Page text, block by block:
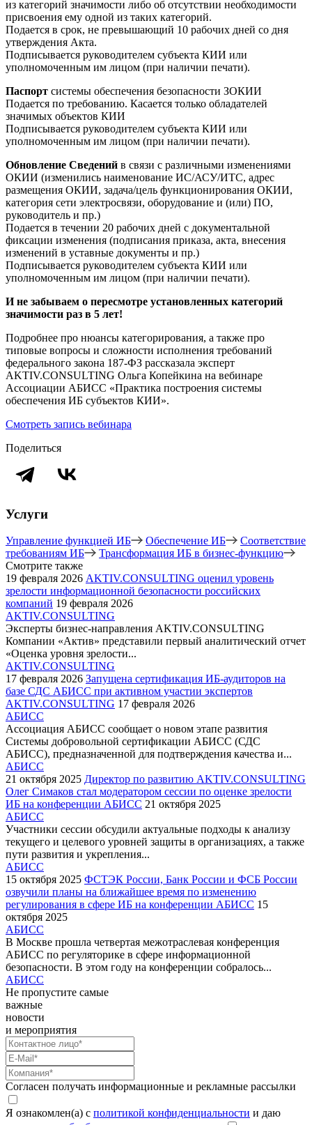
из категорий значимости либо об отсутствии необходимости
присвоения ему одной из таких категорий.
Подается в срок, не превышающий 10 рабочих дней со дня
утверждения Акта.
Подписывается руководителем субъекта КИИ или
уполномоченным им лицом (при наличии печати).
Паспорт системы обеспечения безопасности ЗОКИИ
Подается по требованию. Касается только обладателей
значимых объектов КИИ
Подписывается руководителем субъекта КИИ или
уполномоченным им лицом (при наличии печати).
Обновление Сведений в связи с различными изменениями
ОКИИ (изменились наименование ИС/АСУ/ИТС, адрес
размещения ОКИИ, задача/цель функционирования ОКИИ,
категория сети электросвязи, оборудование и (или) П​​О,
руководитель и пр.)
Подается в течении 20 рабочих дней с документальной
фиксации изменения (подписания приказа, акта, внесения
изменений в уставные документы и пр.)
Подписывается руководителем субъекта КИИ или
уполномоченным им лицом (при наличии печати).
И не забываем о пересмотре установленных категорий
значимости раз в 5 лет!
Подробнее про нюансы категорирования, а также про
типовые вопросы и сложности исполнения требований
федерального закона 187-ФЗ рассказала эксперт
AKTIV.CONSULTING Ольга Копейкина на вебинаре
Ассоциации АБИСС «Практика построения системы
обеспечения ИБ субъектов КИИ».
Смотреть запись вебинара
Поделиться
Услуги
Управление функцией ИБ Обеспечение ИБ
Соответствие
требованиям ИБ
Трансформация ИБ в бизнес-функцию
Смотрите также
19 февраля 2026 AKTIV.CONSULTING оценил уровень
зрелости информационной безопасности российских
компаний 19 февраля 2026
AKTIV.CONSULTING
Эксперты бизнес-направления AKTIV.CONSULTING
Компании «Актив» представили первый аналитический отчет
«Оценка уровня зрелости...
AKTIV.CONSULTING
17 февраля 2026 Запущена сертификация ИБ-аудиторов на
базе СДС АБИСС при активном участии экспертов
AKTIV.CONSULTING 17 февраля 2026
АБИСС
Ассоциация АБИСС сообщает о новом этапе развития
Системы добровольной сертификации АБИСС (СДС
АБИСС), предназначенной для подтверждения качества и...
АБИСС
21 октября 2025 Директор по развитию AKTIV.CONSULTING
Олег Симаков стал модератором сессии по оценке зрелости
ИБ на конференции АБИСС 21 октября 2025
АБИСС
Участники сессии обсудили актуальные подходы к анализу
текущего и целевого уровней защиты в организациях, а также
пути развития и укрепления...
АБИСС
15 октября 2025 ФСТЭК России, Банк России и ФСБ России
озвучили планы на ближайшее время по изменению
регулирования в сфере ИБ на конференции АБИСС 15
октября 2025
АБИСС
В Москве прошла четвертая межотраслевая конференция
АБИСС по регуляторике в сфере информационной
безопасности. В этом году на конференции собралось...
АБИСС
Не пропустите самые
важные
новости
и мероприятия
Согласен получать информационные и рекламные рассылки
Я ознакомлен(а) с политикой конфиденциальности и даю